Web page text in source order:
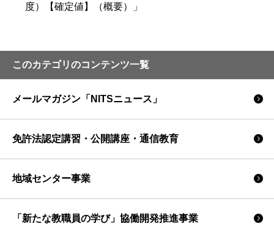
度）【確定値】（概要）」
このカテゴリのコンテンツ一覧
メールマガジン「NITSニュース」
免許法認定講習・公開講座・通信教育
地域センター事業
「新たな教職員の学び」協働開発推進事業